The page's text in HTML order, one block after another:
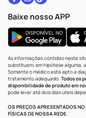
Baixe nosso APP
As informações contidas neste
substituem, em hipótese alguma,
Somente o médico está apto a
tratamento adequado. Todos os
disponibilidade de produto em
pode levar até dois dias úteis
OS PREÇOS APRESENTADOS
FÍSICAS DE NOSSA REDE.